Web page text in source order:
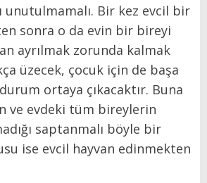
unutulmamalı. Bir kez evcil bir
sonra o da evin bir bireyi
ayrılmak zorunda kalmak
üzecek, çocuk için de başa
ortaya çıkacaktır. Buna
ve evdeki tüm bireylerin
saptanmalı böyle bir
ise evcil hayvan edinmekten